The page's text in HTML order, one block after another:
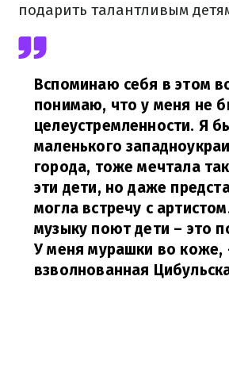
подарить талантливым
Вспоминаю себя в этом
понимаю, что у меня не
целеустремленности. Я
маленького
города, тоже мечтала
эти дети, но даже
могла встречу с
музыку поют дети – это
У меня мурашки во коже,
взволнованная